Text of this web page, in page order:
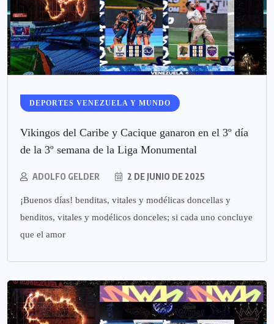
DEPORTES VENEZUELA Y MUNDO
Vikingos del Caribe y Cacique ganaron en el 3º día
de la 3º semana de la Liga Monumental
ADOLFO GELDER 2 DE JUNIO DE 2025
¡Buenos días! benditas, vitales y modélicas doncellas y
benditos, vitales y modélicos donceles; si cada uno concluye
que el amor